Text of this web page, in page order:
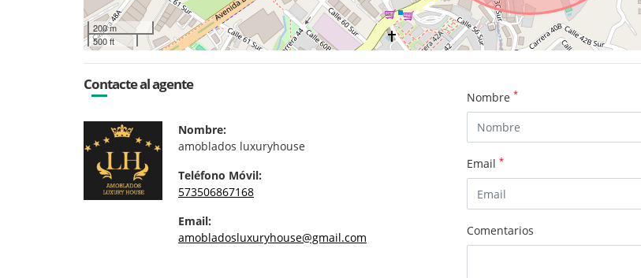
200 m
500 ft
Contacte al agente
Nombre:
amoblados luxuryhouse
Teléfono Móvil:
573506867168
Email:
amobladosluxuryhouse@gmail.com
Nombre *
Email *
Comentarios